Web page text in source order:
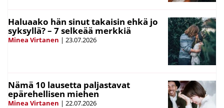
Haluaako hän sinut takaisin ehkä jo
syksyllä? – 7 selkeää merkkiä
Minea Virtanen | 23.07.2026
Nämä 10 lausetta paljastavat
epärehellisen miehen
Minea Virtanen | 22.07.2026